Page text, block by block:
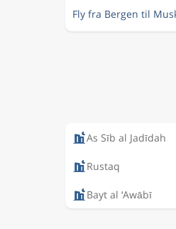
Fly fra Bergen til
As Sīb al Jadīdah
Rustaq
Bayt al ‘Awābī